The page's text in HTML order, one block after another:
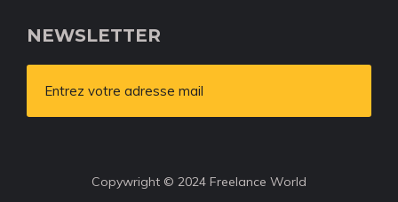
NEWSLETTER
Entrez votre adresse mail
Copywright © 2024 Freelance World